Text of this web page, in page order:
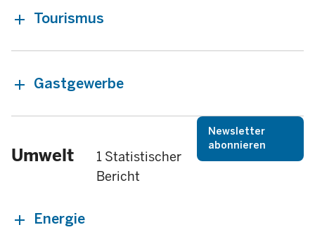
Tourismus
Gastgewerbe
Umwelt
1 Statistischer
Bericht
Newsletter
abonnieren
Energie